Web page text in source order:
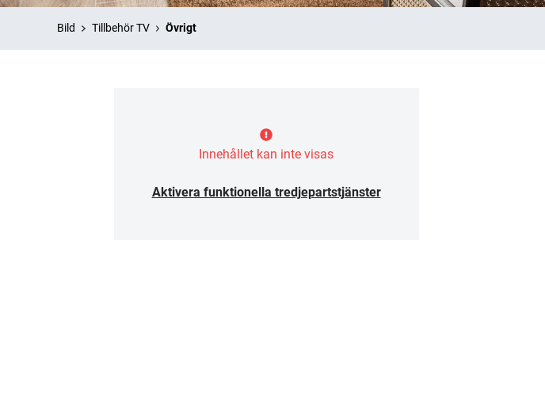
Bild Tillbehör TV Övrigt
Innehållet kan inte visas
Aktivera funktionella tredjepartstjänster